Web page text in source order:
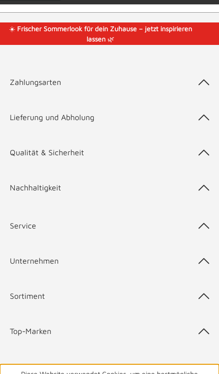
☀️ Frischer Sommerlook für dein Zuhause – jetzt inspirieren
lassen🌿
Zahlungsarten
Lieferung und Abholung
Qualität & Sicherheit
Nachhaltigkeit
Service
Unternehmen
Sortiment
Top-Marken